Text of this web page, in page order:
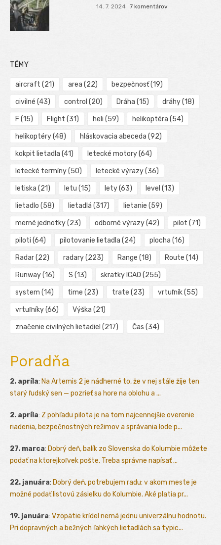
14. 7. 2024 7 komentárov
TÉMY
aircraft (21) area (22) bezpečnosť(19)
civilné (43) control (20) Dráha (15) dráhy(18)
F (15) Flight (31) heli (59) helikoptéra (54)
helikoptéry(48) hláskovacia abeceda (92)
kokpit lietadla (41) letecké motory(64)
letecké termíny(50) letecké výrazy(36)
letiska (21) letu (15) lety(63) level (13)
lietadlo (58) lietadlá (317) lietanie (59)
merné jednotky(23) odborné výrazy(42) pilot (71)
piloti (64) pilotovanie lietadla (24) plocha (16)
Radar(22) radary(223) Range (18) Route (14)
Runway(16) S (13) skratky ICAO (255)
system (14) time (23) trate (23) vrtuľník(55)
vrtuľníky(66) Výška (21)
značenie civilných lietadiel (217) Čas (34)
Poradňa
2. apríla: Na Artemis 2 je nádherné to, že v nej stále žije ten
starý ľudský sen — pozrieť sa hore na oblohu a ...
2. apríla: Z pohľadu pilota je na tom najcennejšie overenie
riadenia, bezpečnostných režimov a správania lode p...
27. marca: Dobrý deň, balík zo Slovenska do Kolumbie môžete
podať na ktorejkoľvek pošte. Treba správne napísať ...
22. januára: Dobrý deň, potrebujem radu: v akom meste je
možné podať listovú zásielku do Kolumbie. Aké platia pr...
19. januára: Vzopätie krídel nemá jednu univerzálnu hodnotu.
Pri dopravných a bežných ľahkých lietadlách sa typic...